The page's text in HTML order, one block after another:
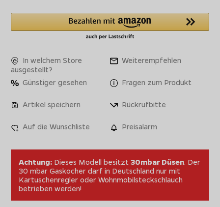
In welchem Store
ausgestellt?
Weiterempfehlen
Günstiger gesehen Fragen zum Produkt
Artikel speichern Rückrufbitte
Auf die Wunschliste Preisalarm
Achtung: Dieses Modell besitzt30mbar Düsen. Der
30 mbar Gaskocher darf in Deutschland nur mit
Kartuschenregler oder Wohnmobilsteckschlauch
betrieben werden!